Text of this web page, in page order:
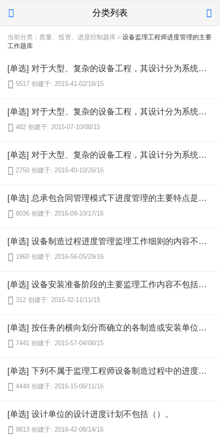
 分类列表 
当前分类：质量、投资、进度控制题库＞ 设备监理工程师进度管理的主要
工作题库
[单选] 对于大型、复杂的设备工程，其设计分为系统设计和单体设备设计，并且可能有多个设计单位参与设备工程的设计，设备监理工程师在进度控制方面根据已批准的（）需要审核各设计单位提出的设计进度计划，使设计单位的进度计划与设备工程总进度计划相协调，并对确定后的设计进度计划的实施进行有效的控制，确保设备工程进度目标的实现。
 5517 创建于: 2015-41-02/18/15
[单选] 对于大型、复杂的设备工程，其设计分为系统设计和单体设备设计，并且可能有多个设计单位参与设备工程的设计，设备监理工程师在进度控制方面根据已批准的（）需要审核各设计单位提出的设计进度计划，使设计单位的进度计划与设备工程总进度计划相协调，并对确定后的设计进度计划的实施进行有效的控制，确保设备工程进度目标的实现。
 482 创建于: 2015-07-10/08/15
[单选] 对于大型、复杂的设备工程，其设计分为系统设计和单体设备设计，并且可能有多个设计单位参与设备工程的设计，设备监理工程师在进度控制方面根据已批准的（）需要审核各设计单位提出的设计进度计划，使设计单位的进度计划与设备工程总进度计划相协调，并对确定后的设计进度计划的实施进行有效的控制，确保设备工程进度目标的实现。
 2750 创建于: 2016-40-10/26/16
[单选] 总承包合同管理模式下进度管理的主要特点是（）。
 8036 创建于: 2016-09-10/17/16
[单选] 设备制造过程进度管理监理工作细则的内容不包括（）。
 1960 创建于: 2016-56-05/29/16
[单选] 设备安装准备阶段的主要监理工作内容不包括（）。
 312 创建于: 2015-32-11/11/15
[单选] 按任务的横向划分而确立的各制造或安装单位的分包工作目标称为进度目标中的（）。
 7441 创建于: 2015-57-04/08/15
[单选] 下列不属于监理工程师设备制造过程中的进度管理工作内容的是（）。
 4444 创建于: 2016-15-06/11/16
[单选] 设计单位的设计进度计划不包括（）。
 9813 创建于: 2016-42-08/14/16